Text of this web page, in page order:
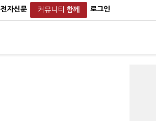
전자신문 커뮤니티 함께 로그인